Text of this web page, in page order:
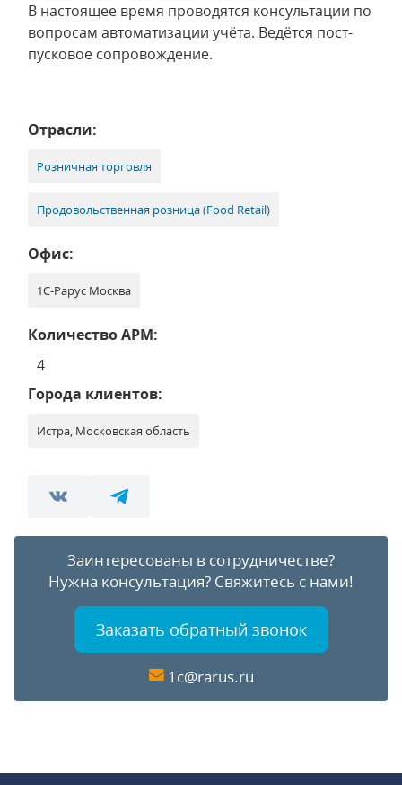
В настоящее время проводятся консультации по
вопросам автоматизации учёта. Ведётся пост-
пусковое сопровождение.
Отрасли:
Розничная торговля
Продовольственная розница (Food Retail)
Офис:
1С-Рарус Москва
Количество АРМ:
4
Города клиентов:
Истра, Московская область
Заинтересованы в сотрудничестве?
Нужна консультация? Свяжитесь с нами!
Заказать обратный звонок
1c@rarus.ru